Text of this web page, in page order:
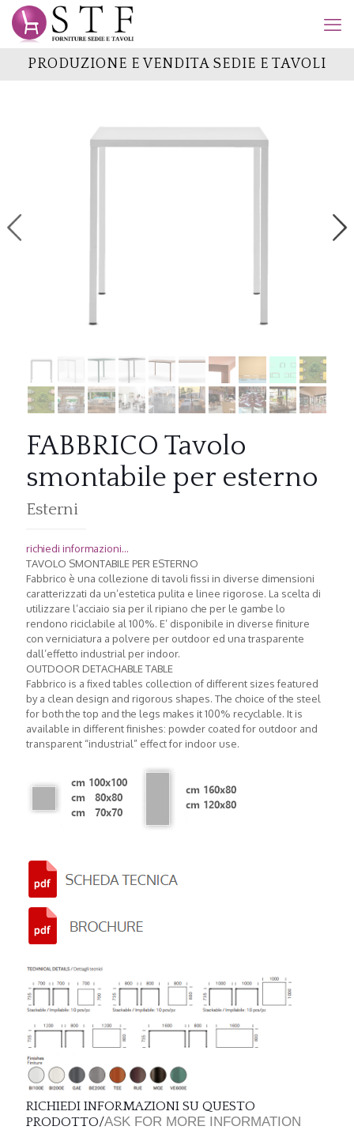
PRODUZIONE E VENDITA SEDIE E TAVOLI
FABBRICO Tavolo
smontabile per esterno
Esterni
richiedi informazioni...
TAVOLO SMONTABILE PER ESTERNO
Fabbrico è una collezione di tavoli fissi in diverse dimensioni
caratterizzati da un’estetica pulita e linee rigorose. La scelta di
utilizzare l’acciaio sia per il ripiano che per le gambe lo
rendono riciclabile al 100%. E’ disponibile in diverse finiture
con verniciatura a polvere per outdoor ed una trasparente
dall’effetto industrial per indoor.
OUTDOOR DETACHABLE TABLE
Fabbrico is a fixed tables collection of different sizes featured
by a clean design and rigorous shapes. The choice of the steel
for both the top and the legs makes it 100% recyclable. It is
available in different finishes: powder coated for outdoor and
transparent “industrial” effect for indoor use.
RICHIEDI INFORMAZIONI SU QUESTO
PRODOTTO/ASK FOR MORE INFORMATION